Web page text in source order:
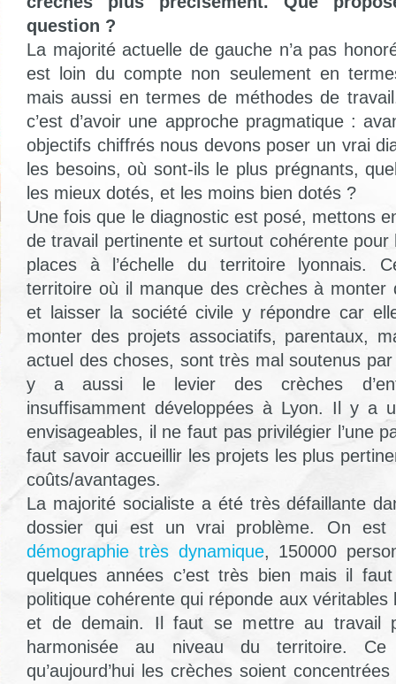
question ?
La majorité actuelle de gauche n’a pas
est loin du compte non seulement en
mais aussi en termes de méthodes de
c’est d’avoir une approche pragmatique :
objectifs chiffrés nous devons poser un vrai
les besoins, où sont-ils le plus prégnants,
les mieux dotés, et les moins bien dotés ?
Une fois que le diagnostic est posé, mettons
de travail pertinente et surtout cohérente pour
places à l’échelle du territoire lyonnais.
territoire où il manque des crèches à monter
et laisser la société civile y répondre car
monter des projets associatifs, parentaux,
actuel des choses, sont très mal soutenus
y a aussi le levier des crèches
insuffisamment développées à Lyon. Il y a
envisageables, il ne faut pas privilégier l’une
faut savoir accueillir les projets les plus
coûts/avantages.
La majorité socialiste a été très défaillante
dossier qui est un vrai problème. On
démographie très dynamique, 150000
quelques années c’est très bien mais il
politique cohérente qui réponde aux véritables
et de demain. Il faut se mettre au travail
harmonisée au niveau du territoire.
qu’aujourd’hui les crèches soient